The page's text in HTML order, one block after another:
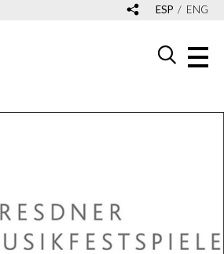
ESP ENG